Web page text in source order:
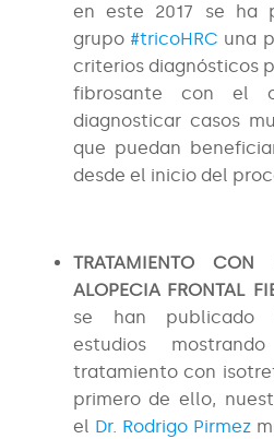
en este 2017 se ha
grupo #tricoHRC una
criterios diagnósticos
fibrosante con el
diagnosticar casos
que puedan
desde el inicio del
TRATAMIENTO CON
ALOPECIA FRONTAL
se han publicado
estudios
tratamiento con
primero de ello,
el Dr. Rodrigo Pirmez